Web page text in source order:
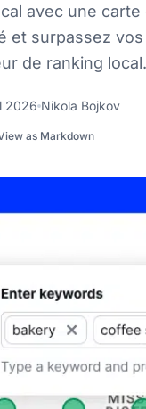
avec une
et surpassez
de ranking local.
2026 Nikola Bojkov
as Markdown